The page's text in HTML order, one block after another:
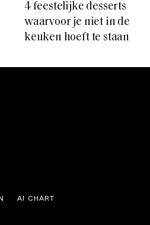
4 feestelijke desserts
waarvoor je niet in de
keuken hoeft te staan
AI CHART